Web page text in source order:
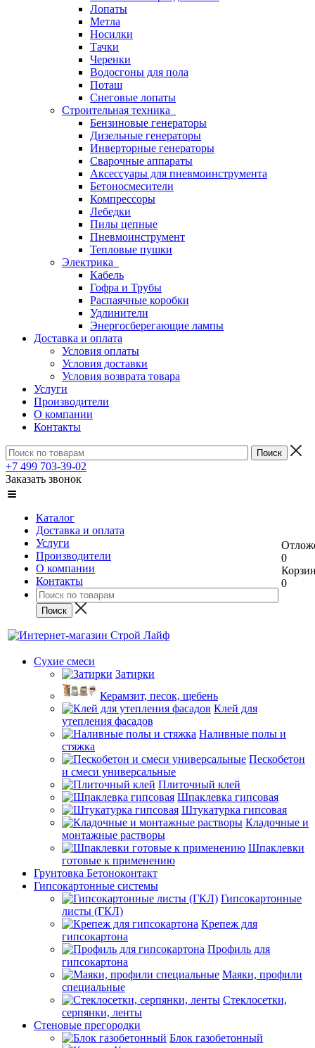
Лопаты
Метла
Носилки
Тачки
Черенки
Водосгоны для пола
Поташ
Снеговые лопаты
Строительная техника
Бензиновые генераторы
Дизельные генераторы
Инверторные генераторы
Сварочные аппараты
Аксессуары для пневмоинструмента
Бетоносмесители
Компрессоры
Лебедки
Пилы цепные
Пневмоинструмент
Тепловые пушки
Электрика
Кабель
Гофра и Трубы
Распаячные коробки
Удлинители
Энергосберегающие лампы
Доставка и оплата
Условия оплаты
Условия доставки
Условия возврата товара
Услуги
Производители
О компании
Контакты
+7 499 703-39-02
Заказать звонок
Каталог
Доставка и оплата
Услуги
Производители
О компании
Контакты
0
0
Сухие смеси
Затирки
Керамзит, песок, щебень
Клей для
утепления фасадов
Наливные полы и
стяжка
Пескобетон
и смеси универсальные
Плиточный клей
Шпаклевка гипсовая
Штукатурка гипсовая
Кладочные и
монтажные растворы
Шпаклевки
готовые к применению
Грунтовка Бетоноконтакт
Гипсокартонные системы
Гипсокартонные
листы (ГКЛ)
Крепеж для
гипсокартона
Профиль для
гипсокартона
Маяки, профили
специальные
Стеклосетки,
серпянки, ленты
Стеновые прегородки
Блок газобетонный